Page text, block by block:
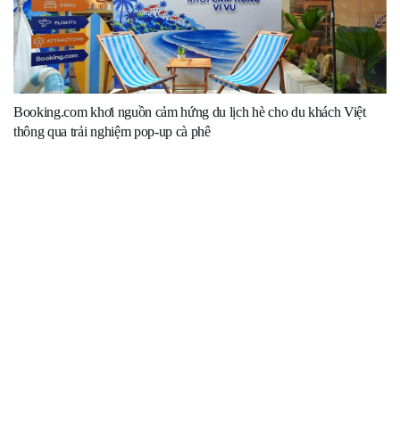
Booking.com khơi nguồn cảm hứng du lịch hè cho du khách Việt
thông qua trải nghiệm pop-up cà phê